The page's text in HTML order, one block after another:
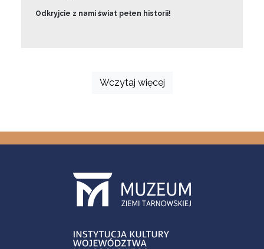
Odkryjcie z nami świat pełen historii!
Wczytaj więcej